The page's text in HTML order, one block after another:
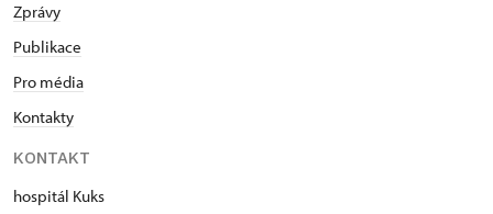
Zprávy
Publikace
Pro média
Kontakty
KONTAKT
hospitál Kuks